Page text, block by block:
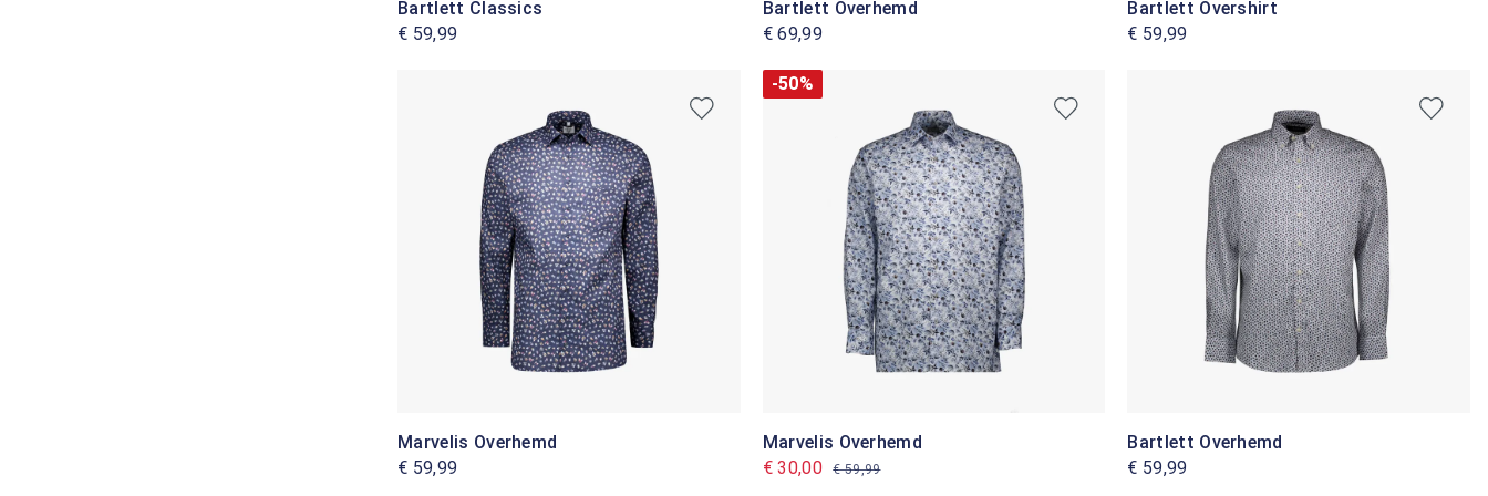
Bartlett Classics
€ 59,99
Bartlett Overhemd
€ 69,99
Bartlett Overshirt
€ 59,99
Marvelis Overhemd
€ 59,99
-50%
Marvelis Overhemd
€ 30,00
€ 59,99
Bartlett Overhemd
€ 59,99